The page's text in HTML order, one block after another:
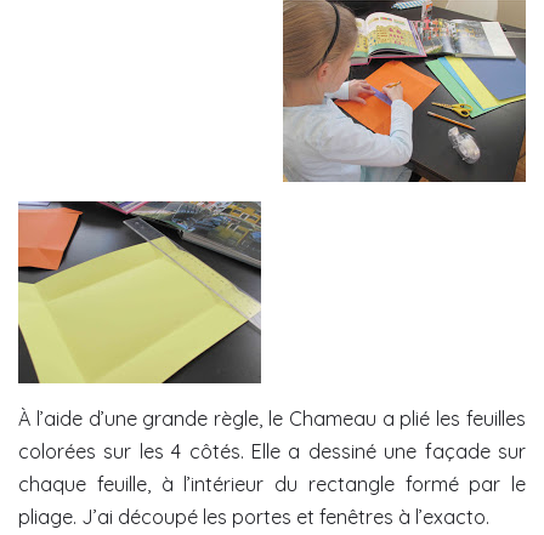
À l’aide d’une grande règle, le Chameau a plié les feuilles
colorées sur les 4 côtés. Elle a dessiné une façade sur
chaque feuille, à l’intérieur du rectangle formé par le
pliage. J’ai découpé les portes et fenêtres à l’exacto.